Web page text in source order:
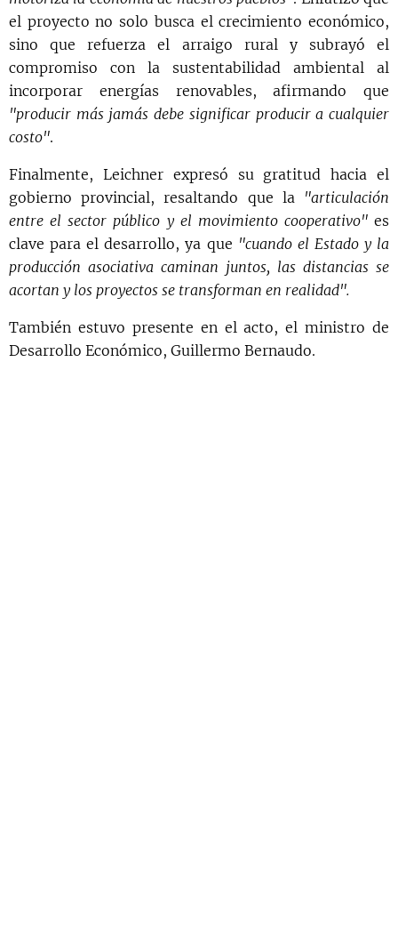
el proyecto no solo busca el crecimiento económico,
sino que refuerza el arraigo rural y subrayó el
compromiso con la sustentabilidad ambiental al
incorporar energías renovables, afirmando que
"producir más jamás debe significar producir a cualquier
costo".
Finalmente, Leichner expresó su gratitud hacia el
gobierno provincial, resaltando que la "articulación
entre el sector público y el movimiento cooperativo"es
clave para el desarrollo, ya que "cuando el Estado y la
producción asociativa caminan juntos, las distancias se
acortan y los proyectos se transforman en realidad".
También estuvo presente en el acto, el ministro de
Desarrollo Económico, Guillermo Bernaudo.